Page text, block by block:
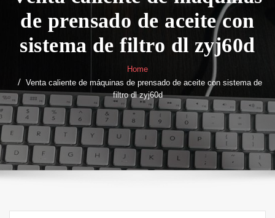
de prensado de aceite con
sistema de filtro dl zyj60d
Home
Venta caliente de máquinas de prensado de aceite con sistema de
filtro dl zyj60d